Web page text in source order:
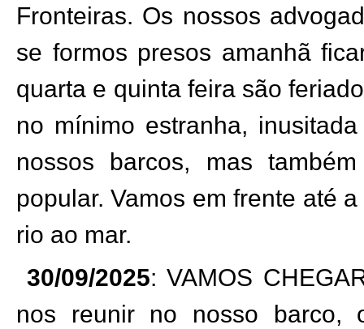
Fronteiras. Os nossos
se formos presos amanhã
quarta e quinta feira são
no mínimo estranha,
nossos barcos, mas
popular. Vamos em frente até
rio ao mar.
30/09/2025: VAMOS
nos reunir no nosso barco,